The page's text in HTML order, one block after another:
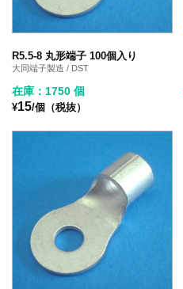
R5.5-8 丸形端子 100個入り
大同端子製造 / DST
在庫：1750 個
¥15/個（税抜）